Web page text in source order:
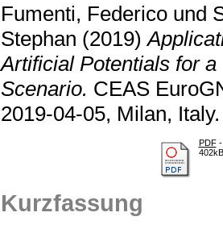
Fumenti, Federico und
Stephan (2019)
Artificial Potentials for
Scenario. CEAS
2019-04-05, Milan, Italy.
PDF-
402kB
Kurzfassung